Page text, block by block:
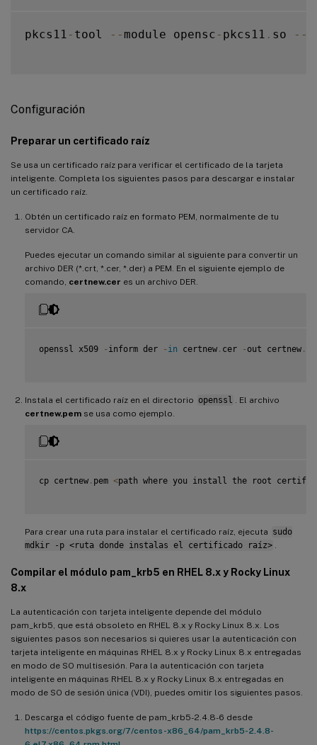
pkcs11 - tool -- module opensc - pkcs11 . so --
Configuración
Preparar un certificado raíz
Se usa un certificado raíz para verificar el certificado de la tarjeta
inteligente. Completa los siguientes pasos para descargar e instalar
un certificado raíz.
Obtén un certificado raíz en formato PEM, normalmente de tu
servidor CA.
Puedes ejecutar un comando similar al siguiente para convertir un
archivo DER (*.crt, *.cer, *.der) a PEM. En el siguiente ejemplo de
comando, certnew.cer es un archivo DER.
openssl x509 - inform der - in certnew . cer - out certnew .
Instala el certificado raíz en el directorio openssl
. El archivo
certnew.pem se usa como ejemplo.
cp certnew . pem <path where you install the root
Para crear una ruta para instalar el certificado raíz, ejecuta sudo
mdkir -p <ruta donde instalas el certificado raíz>
Compilar el módulo pam_krb5 en RHEL 8.x y Rocky Linux
8.x
La autenticación con tarjeta inteligente depende del módulo
pam_krb5, que está obsoleto en RHEL 8.x y Rocky Linux 8.x. Los
siguientes pasos son necesarios si quieres usar la autenticación con
tarjeta inteligente en máquinas RHEL 8.x y Rocky Linux 8.x entregadas
en modo de SO multisesión. Para la autenticación con tarjeta
inteligente en máquinas RHEL 8.x y Rocky Linux 8.x entregadas en
modo de SO de sesión única (VDI), puedes omitir los siguientes pasos.
Descarga el código fuente de pam_krb5-2.4.8-6 desde
https://centos.pkgs.org/7/centos-x86_64/pam_krb5-2.4.8-